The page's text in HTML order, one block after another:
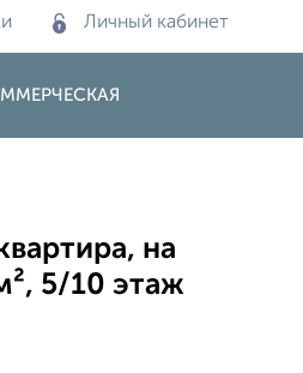
Личный кабинет
на
5/10 этаж